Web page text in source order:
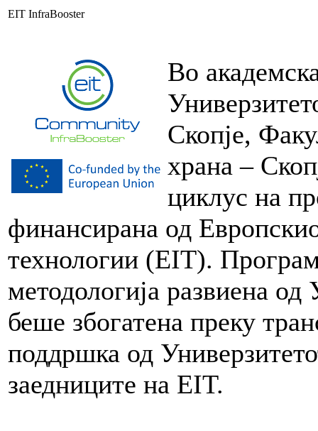
EIT InfraBooster
Во
Скопје,
храна –
циклус на
финансирана од
технологии (EIT).
методологија развиена
беше збогатена преку
поддршка од
заедниците на EIT.